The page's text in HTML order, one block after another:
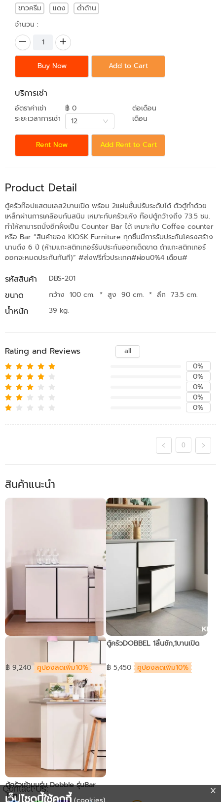
ขาวครีม
แดง
ดำด้าน
จำนวน :
Buy Now Add to Cart
บริการเช่า
อัตราค่าเช่า ฿ 0
ต่อเดือน
ระยะเวลาการเช่า
12 เดือน
Rent Now Add Rent to Cart
Product Detail
ตู้ครัวท๊อปแสตนเลส2บานเปิด พร้อม 2แผ่นชั้นปรับระดับได้ ตัวตู้ทำด้วย
เหล็กผ่านการเคลือบกันสนิม เหมาะกับครัวแห้ง ท๊อปตู้กว้างถึง 73.5 ซม.
ทำให้สามารถนั่งอีกฝั่งเป็น Counter Bar ได้ เหมาะกับ Coffee counter
หรือ Bar “สินค้าของ KIOSK Furniture ทุกชิ้นมีการรับประกันโครงสร้าง
นานถึง 6 ปี (ห้ามแกะสติกเกอร์รับประกันออกเด็ดขาด ถ้าแกะสติกเกอร์
ออกจะหมดประกันทันที)” #ส่งฟรีทั่วประเทศ#ผ่อน0%4 เดือน#
รหัสสินค้า DBS-201
ขนาด กว้าง 100 cm. * สูง 90 cm. * ลึก 73.5 cm.
น้ำหนัก 39 kg.
Rating and Reviews
all
0%
0%
0%
0%
0%
0
สินค้าแนะนำ
ตู้ครัวDOBBEL 2บาน
฿ 9,240 คูปองลดเพิ่ม10%
ตู้ครัวDOBBEL 1ลิ้นชัก,1บานเปิด
฿ 5,450 คูปองลดเพิ่ม10%
ตู้ครัวเข้ามุมรุ่น Dobble รุ่นBar
Top
Contact Us: